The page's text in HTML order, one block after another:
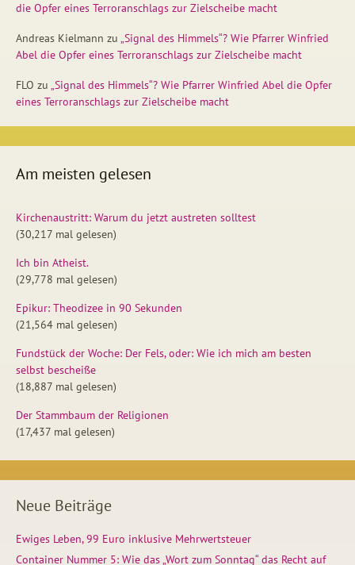
die Opfer eines Terroranschlags zur Zielscheibe macht
Andreas Kielmann zu „Signal des Himmels“? Wie Pfarrer Winfried
Abel die Opfer eines Terroranschlags zur Zielscheibe macht
FLO zu „Signal des Himmels“? Wie Pfarrer Winfried Abel die Opfer
eines Terroranschlags zur Zielscheibe macht
Am meisten gelesen
Kirchenaustritt: Warum du jetzt austreten solltest
(30,217 mal gelesen)
Ich bin Atheist.
(29,778 mal gelesen)
Epikur: Theodizee in 90 Sekunden
(21,564 mal gelesen)
Fundstück der Woche: Der Fels, oder: Wie ich mich am besten
selbst bescheiße
(18,887 mal gelesen)
Der Stammbaum der Religionen
(17,437 mal gelesen)
Neue Beiträge
Ewiges Leben, 99 Euro inklusive Mehrwertsteuer
Container Nummer 5: Wie das „Wort zum Sonntag“ das Recht auf